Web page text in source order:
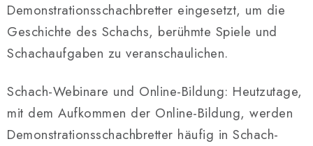
Demonstrationsschachbretter eingesetzt, um die
Geschichte des Schachs, berühmte Spiele und
Schachaufgaben zu veranschaulichen.
Schach-Webinare und Online-Bildung: Heutzutage,
mit dem Aufkommen der Online-Bildung, werden
Demonstrationsschachbretter häufig in Schach-